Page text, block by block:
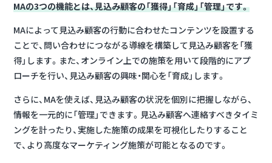
MAの3つの機能とは、見込み顧客の「獲得」「育成」「管理」です。
MAによって見込み顧客の行動に合わせたコンテンツを設置する
ことで、問い合わせにつながる導線を構築して見込み顧客を「獲
得」します。また、オンライン上での施策を用いて段階的にアプ
ローチを行い、見込み顧客の興味・関心を「育成」します。
さらに、MAを使えば、見込み顧客の状況を個別に把握しながら、
情報を一元的に「管理」できます。見込み顧客へ連絡すべきタイミ
ングを計ったり、実施した施策の成果を可視化したりすること
で、より高度なマーケティング施策が可能となるのです。